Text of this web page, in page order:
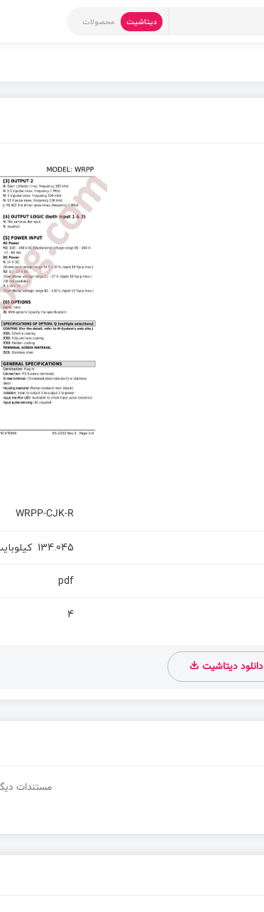
دیتاشیت محصولات
WRPP-CJK-R
134.045
pdf
4
دانلود دیتاشیت
مستندات